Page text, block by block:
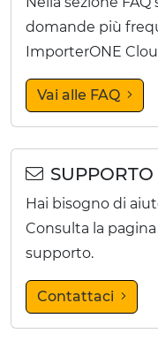
domande più
ImporterONE
Vai alle FAQ
SUPPORTO
Hai bisogno di
Consulta la
supporto.
Contattaci